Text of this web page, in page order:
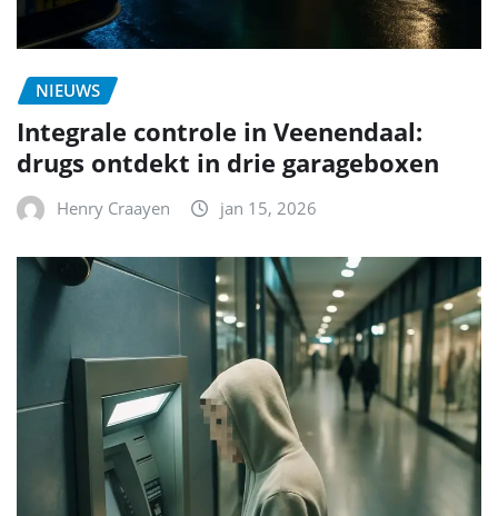
NIEUWS
Integrale controle in Veenendaal:
drugs ontdekt in drie garageboxen
Henry Craayen jan 15, 2026